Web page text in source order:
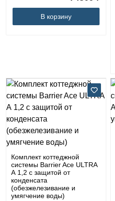
В корзину
Комплект коттеджной
системы Barrier Ace ULTRA
А 1,2 с защитой от
конденсата
(обезжелезивание и
умягчение воды)